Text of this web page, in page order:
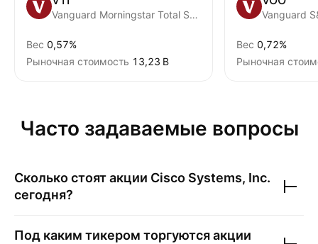
Vanguard Morningstar Total Stock Market ETF
Вес 0,57%
Рыночная стоимость ‪13,23 B‬
Vanguard
Вес 0,72%
Рыночная
Часто задаваемые вопросы
Сколько стоят акции Cisco Systems, Inc.
сегодня?
Под каким тикером торгуются акции